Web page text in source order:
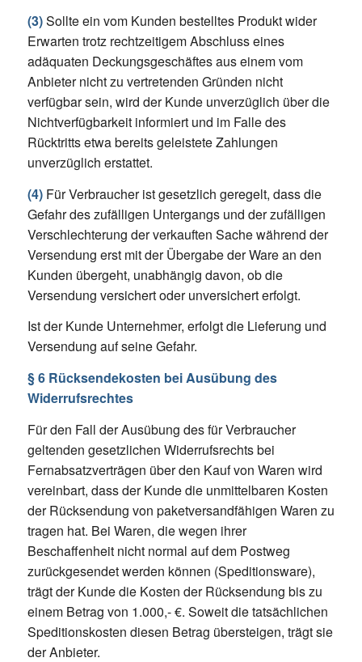
(3)Sollte ein vom Kunden bestelltes Produkt wider
Erwarten trotz rechtzeitigem Abschluss eines
adäquaten Deckungsgeschäftes aus einem vom
Anbieter nicht zu vertretenden Gründen nicht
verfügbar sein, wird der Kunde unverzüglich über die
Nichtverfügbarkeit informiert und im Falle des
Rücktritts etwa bereits geleistete Zahlungen
unverzüglich erstattet.
(4)Für Verbraucher ist gesetzlich geregelt, dass die
Gefahr des zufälligen Untergangs und der zufälligen
Verschlechterung der verkauften Sache während der
Versendung erst mit der Übergabe der Ware an den
Kunden übergeht, unabhängig davon, ob die
Versendung versichert oder unversichert erfolgt.
Ist der Kunde Unternehmer, erfolgt die Lieferung und
Versendung auf seine Gefahr.
§ 6 Rücksendekosten bei Ausübung des
Widerrufsrechtes
Für den Fall der Ausübung des für Verbraucher
geltenden gesetzlichen Widerrufsrechts bei
Fernabsatzverträgen über den Kauf von Waren wird
vereinbart, dass der Kunde die unmittelbaren Kosten
der Rücksendung von paketversandfähigen Waren zu
tragen hat. Bei Waren, die wegen ihrer
Beschaffenheit nicht normal auf dem Postweg
zurückgesendet werden können (Speditionsware),
trägt der Kunde die Kosten der Rücksendung bis zu
einem Betrag von 1.000,- €. Soweit die tatsächlichen
Speditionskosten diesen Betrag übersteigen, trägt sie
der Anbieter.